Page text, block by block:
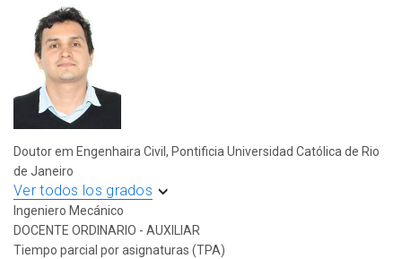
Doutor em Engenhaira Civil, Pontificia Universidad Católica de Rio
de Janeiro
Ver todos los grados
Ingeniero Mecánico
DOCENTE ORDINARIO - AUXILIAR
Tiempo parcial por asignaturas (TPA)